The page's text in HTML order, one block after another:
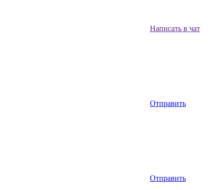
Написать в чат
Отправить
Отправить